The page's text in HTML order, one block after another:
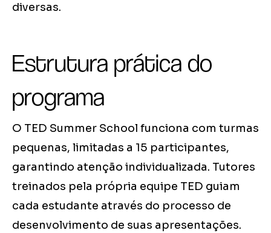
diversas.
Estrutura prática do
programa
O TED Summer School funciona com turmas
pequenas, limitadas a 15 participantes,
garantindo atenção individualizada. Tutores
treinados pela própria equipe TED guiam
cada estudante através do processo de
desenvolvimento de suas apresentações.